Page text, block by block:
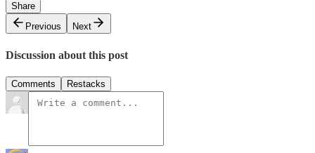
Share
Previous
Next
Discussion about this post
Comments Restacks